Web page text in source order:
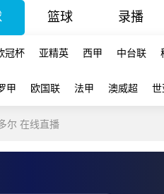
篮球 录播
冠杯 亚精英 西甲 中台联
甲 欧国联 法甲 澳威超 世
尔 在线直播